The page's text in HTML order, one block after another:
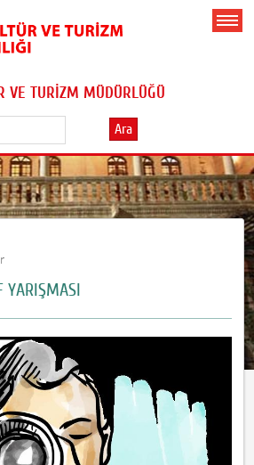
VE TURİZM MÜDÜRLÜĞÜ
Ara
YARIŞMASI